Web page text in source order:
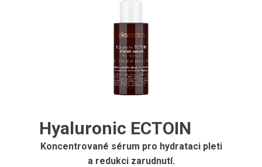
Hyaluronic ECTOIN
Koncentrované sérum pro hydrataci pleti
a redukci zarudnutí.